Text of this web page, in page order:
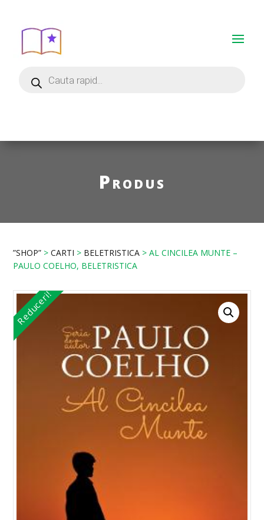
Produs
”SHOP” >CARTI > BELETRISTICA > AL CINCILEA MUNTE –
PAULO COELHO, BELETRISTICA
Reduceri!